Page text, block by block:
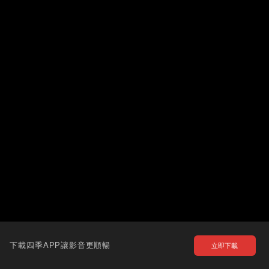
下載四季APP讓影音更順暢 立即下載